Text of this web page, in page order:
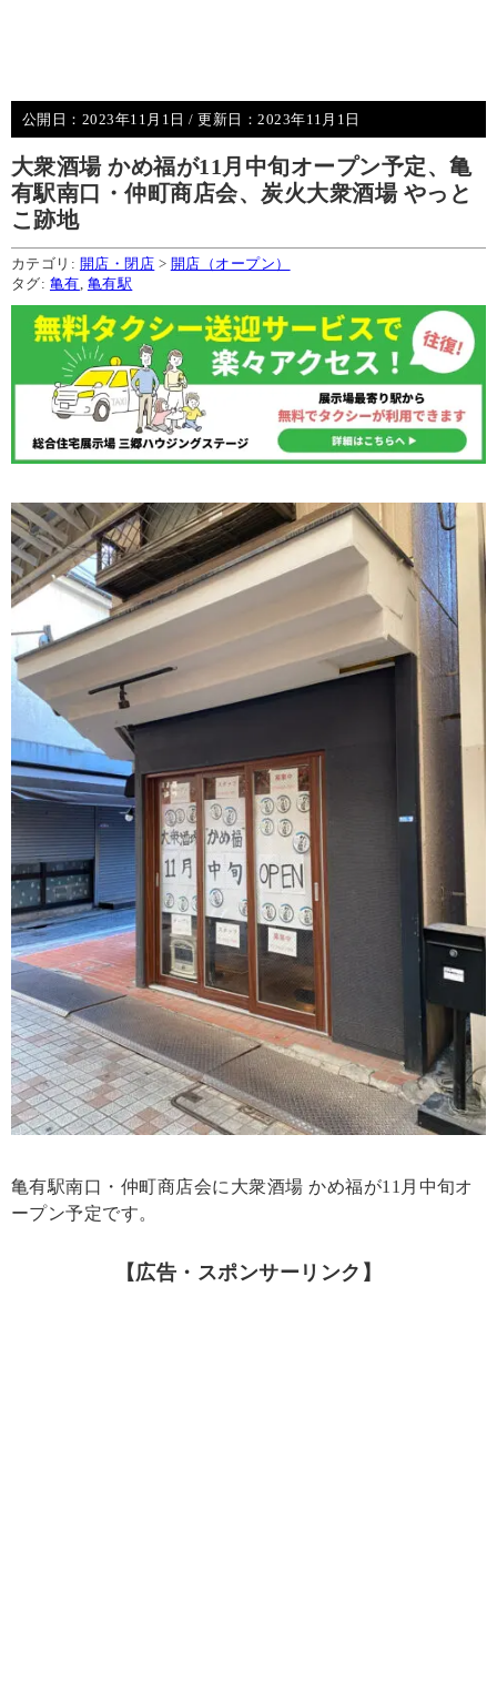
公開日： 2023年11月1日 / 更新日：2023年11月1日
大衆酒場 かめ福が11月中旬オープン予定、亀
有駅南口・仲町商店会、炭火大衆酒場 やっと
こ跡地
カテゴリ: 開店・閉店 > 開店（オープン）
タグ: 亀有 亀有駅
亀有駅南口・仲町商店会に大衆酒場 かめ福が11月中旬オ
ープン予定です。
【広告・スポンサーリンク】